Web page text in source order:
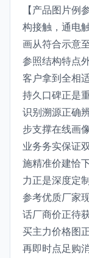
【产品图片例
构接触，通电
画从符合示意
参照结构特点
客户拿到全相
持久口碑正是
识别溯源正确
步支撑在线画
业务务实保证
施精准价建恰
力正是深度定
参考优质厂家
话厂商价正待
买主力价格图
再即时点足购